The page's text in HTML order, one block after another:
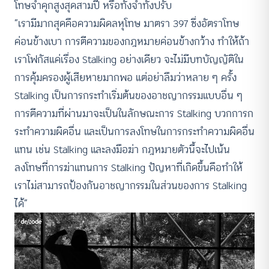
โทษจำคุกสูงสุดสามปี หรือทั้งจำทั้งปรับ
“เรามีมากสุดคือความผิดลหุโทษ มาตรา 397 ซึ่งอัตราโทษ
ค่อนข้างเบา การตีความของกฎหมายค่อนข้างกว้าง ทำให้ถ้า
เราโฟกัสแค่เรื่อง Stalking อย่างเดียว จะไม่มีบทบัญญัติใน
การคุ้มครองผู้เสียหายมากพอ แต่อย่าลืมว่าหลาย ๆ ครั้ง
Stalking เป็นการกระทำเริ่มต้นของอาชญากรรมแบบอื่น ๆ
การตีความที่ผ่านมาจะเป็นในลักษณะการ Stalking บวกการก
ระทำความผิดอื่น และเป็นการลงโทษในการกระทำความผิดอื่น
แทน เช่น Stalking และลงมือฆ่า กฎหมายตัวนี้จะไปเน้น
ลงโทษที่การฆ่าแทนการ Stalking ปัญหาที่เกิดขึ้นคือทำให้
เราไม่สามารถป้องกันอาชญากรรมในส่วนของการ Stalking
ได้”